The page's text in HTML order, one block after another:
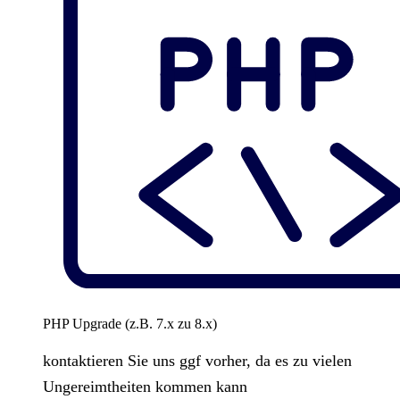
PHP Upgrade (z.B. 7.x zu 8.x)
kontaktieren Sie uns ggf vorher, da es zu vielen
Ungereimtheiten kommen kann